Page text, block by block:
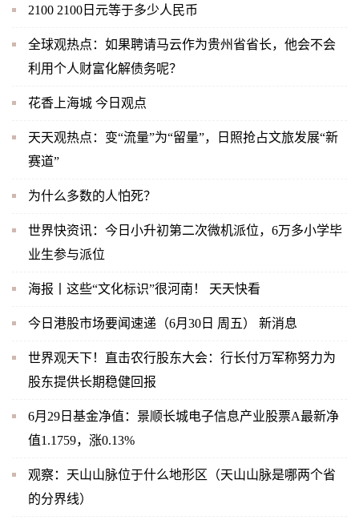
2100 2100日元等于多少人民币
全球观热点：如果聘请马云作为贵州省省长，他会不会
利用个人财富化解债务呢？
花香上海城 今日观点
天天观热点：变“流量”为“留量”，日照抢占文旅发展“新
赛道”
为什么多数的人怕死？
世界快资讯：今日小升初第二次微机派位，6万多小学毕
业生参与派位
海报丨这些“文化标识”很河南！ 天天快看
今日港股市场要闻速递（6月30日 周五） 新消息
世界观天下！直击农行股东大会：行长付万军称努力为
股东提供长期稳健回报
6月29日基金净值：景顺长城电子信息产业股票A最新净
值1.1759，涨0.13%
观察：天山山脉位于什么地形区（天山山脉是哪两个省
的分界线）